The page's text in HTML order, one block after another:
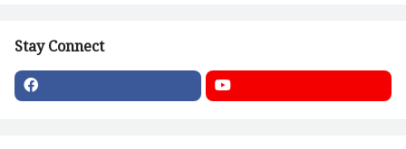
Stay Connect